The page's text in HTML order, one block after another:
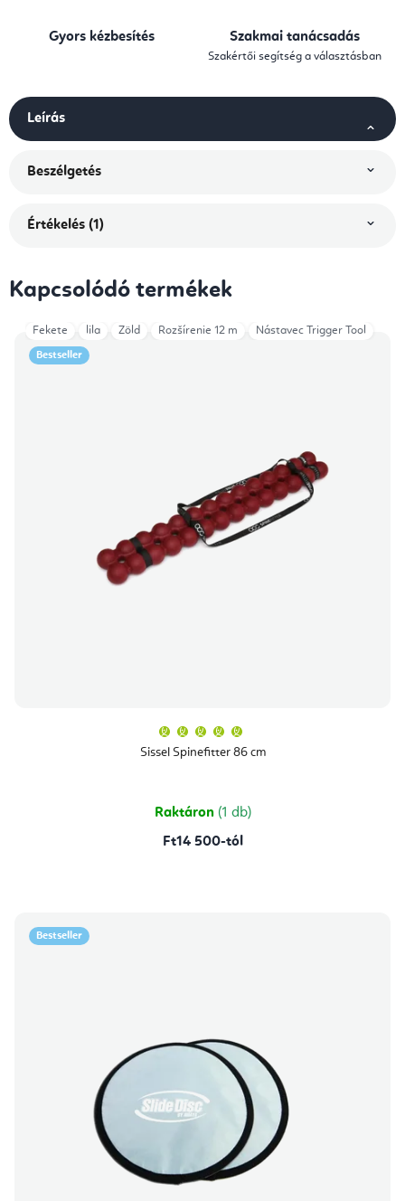
Gyors kézbesítés Szakmai tanácsadás
Szakértői segítség a választásban
Leírás
Beszélgetés
Értékelés (1)
Kapcsolódó termékek
Bestseller
Sissel Spinefitter 86 cmátlagos
értékelése
csillag.
Raktáron (1 db)
Ft14 500-tól
Fekete lila Zöld Rozšírenie 12 m Nástavec Trigger Tool
Bestseller